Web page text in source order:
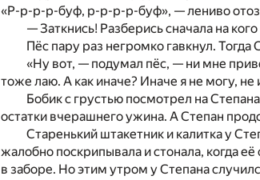
«Р-р-р-р-буф, р-р-р-р-буф», — лениво
— Заткнись! Разберись сначала на
Пёс пару раз негромко гавкнул.
«Ну вот, — подумал пёс, — ни мне
тоже лаю. А как иначе? Иначе я не могу,
Бобик с грустью посмотрел на
остатки вчерашнего ужина. А Степан
Старенький штакетник и калитка у
жалобно поскрипывала и стонала, когда
в заборе. Но этим утром у Степана